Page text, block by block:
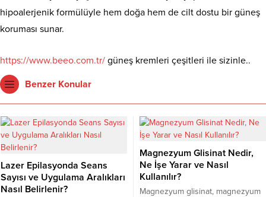
hipoalerjenik formülüyle hem doğa hem de cilt dostu bir güneş
koruması sunar.
https://www.beeo.com.tr/ güneş kremleri çeşitleri ile sizinle..
Benzer Konular
Lazer Epilasyonda Seans
Sayısı ve Uygulama Aralıkları
Nasıl Belirlenir?
Magnezyum Glisinat Nedir,
Ne İşe Yarar ve Nasıl
Kullanılır?
Magnezyum glisinat, magnezyum